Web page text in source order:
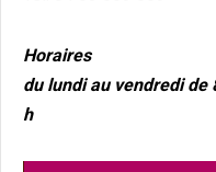
Horaires
du lundi au vendredi de
h